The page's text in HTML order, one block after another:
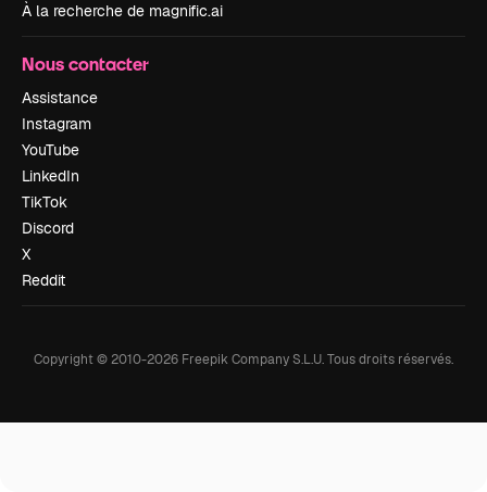
À la recherche de magnific.ai
Nous contacter
Assistance
Instagram
YouTube
LinkedIn
TikTok
Discord
X
Reddit
Copyright © 2010-2026 Freepik Company S.L.U.Tous droits réservés.